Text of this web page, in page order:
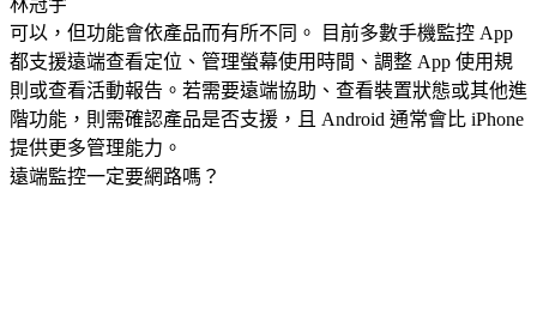
林冠宇
可以，但功能會依產品而有所不同。 目前多數手機監控 App
都支援遠端查看定位、管理螢幕使用時間、調整 App 使用規
則或查看活動報告。若需要遠端協助、查看裝置狀態或其他進
階功能，則需確認產品是否支援，且 Android 通常會比 iPhone
提供更多管理能力。
遠端監控一定要網路嗎？